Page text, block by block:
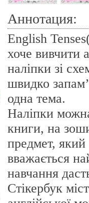
Аннотация:
English
хоче вивчити
наліпки зі
швидко
одна тема.
Наліпки
книги, на
предмет,
вважається
навчання
Стікербук